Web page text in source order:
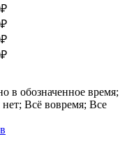
в обозначенное время;
Всё вовремя; Все